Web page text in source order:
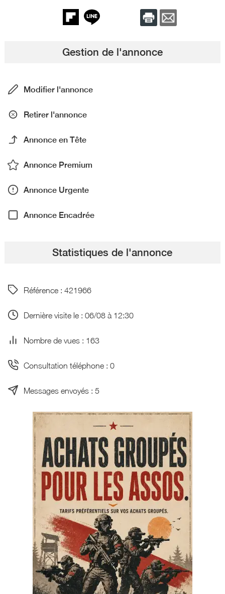
Gestion de l'annonce
Modifier l'annonce
Retirer l'annonce
Annonce en Tête
Annonce Premium
Annonce Urgente
Annonce Encadrée
Statistiques de l'annonce
Référence : 421966
Dernière visite le : 06/08 à 12:30
Nombre de vues : 163
Consultation téléphone : 0
Messages envoyés : 5